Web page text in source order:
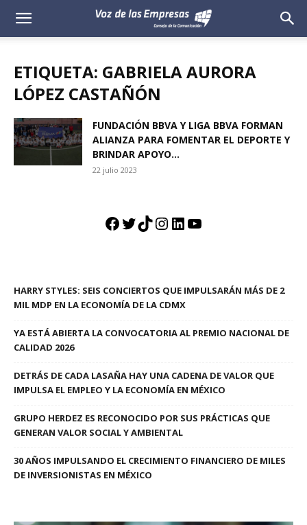
Voz
Empresas
ETIQUETA: GABRIELA AURORA
LÓPEZ CASTAÑÓN
FUNDACIÓN BBVA Y LIGA BBVA FORMAN
ALIANZA PARA FOMENTAR EL DEPORTE Y
BRINDAR APOYO...
22 julio 2023
Facebook
Twitter
TikTok
Instagram
LinkedIn
YouTube
HARRY STYLES: SEIS CONCIERTOS QUE IMPULSARÁN MÁS DE 2
MIL MDP EN LA ECONOMÍA DE LA CDMX
YA ESTÁ ABIERTA LA CONVOCATORIA AL PREMIO NACIONAL DE
CALIDAD 2026
DETRÁS DE CADA LASAÑA HAY UNA CADENA DE VALOR QUE
IMPULSA EL EMPLEO Y LA ECONOMÍA EN MÉXICO
GRUPO HERDEZ ES RECONOCIDO POR SUS PRÁCTICAS QUE
GENERAN VALOR SOCIAL Y AMBIENTAL
30 AÑOS IMPULSANDO EL CRECIMIENTO FINANCIERO DE MILES
DE INVERSIONISTAS EN MÉXICO